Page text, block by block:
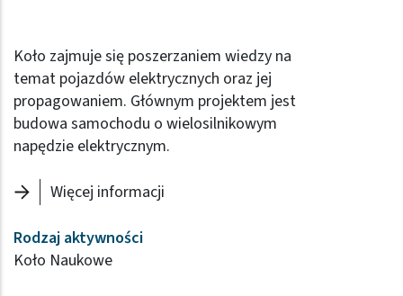
Koło zajmuje się poszerzaniem wiedzy na
temat pojazdów elektrycznych oraz jej
propagowaniem. Głównym projektem jest
budowa samochodu o wielosilnikowym
napędzie elektrycznym.
Więcej informacji
Rodzaj aktywności
Koło Naukowe